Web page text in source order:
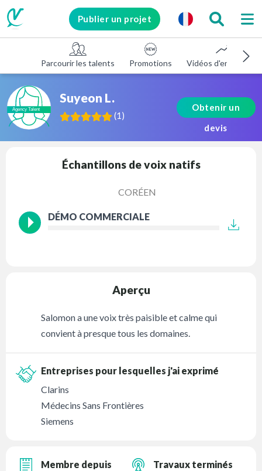
Publier un projet
Parcourir les talents Promotions Vidéos d'entreprise
Suyeon L.
(1 )
Obtenir un
devis
Échantillons de voix natifs
CORÉEN
DÉMO COMMERCIALE
Aperçu
Salomon a une voix très paisible et calme qui
convient à presque tous les domaines.
Entreprises pour lesquelles j'ai exprimé
Clarins
Médecins Sans Frontières
Siemens
Membre depuis
Travaux terminés